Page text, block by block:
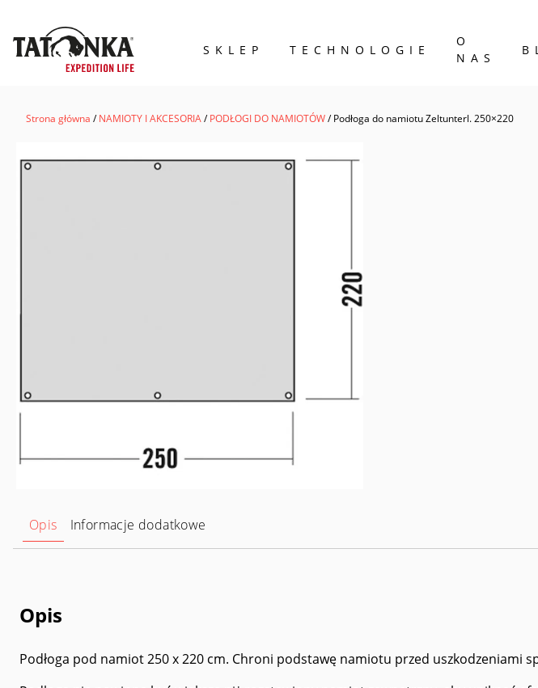
SKLEP TECHNOLOGIE
O
NAS
Strona główna /NAMIOTY I AKCESORIA/PODŁOGI DO NAMIOTÓW/ Podłoga do namiotu Zeltunterl. 250×220
Opis Informacje dodatkowe
Opis
Podłoga pod namiot 250 x 220 cm. Chroni podstawę namiotu przed uszkodzeniami